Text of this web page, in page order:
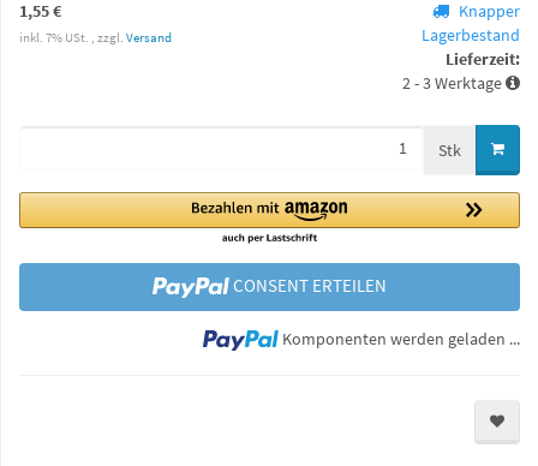
1,55 €
inkl. 7% USt. , zzgl. Versand
Knapper
Lagerbestand
Lieferzeit:
2 - 3 Werktage
Stk
CONSENT ERTEILEN
Komponenten werden geladen ...